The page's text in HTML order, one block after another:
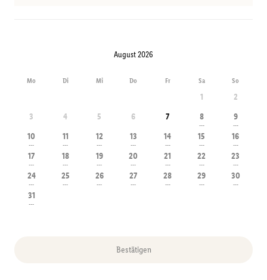
August 2026
Mo Di Mi Do Fr Sa So
1
2
3
4 5 6 7 8
---
9
---
10
---
11
---
12
---
13
---
14
---
15
---
16
---
17
---
18
---
19
---
20
---
21
---
22
---
23
---
24
---
25
---
26
---
27
---
28
---
29
---
30
---
31
---
Bestätigen